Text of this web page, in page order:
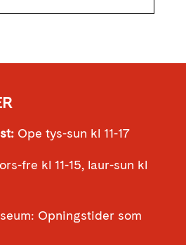
Ope tys-sun kl 11-17
fre kl 11-15, laur-sun kl
Opningstider som